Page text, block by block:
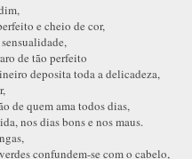
e cheio de cor,
de tão perfeito
deposita toda a delicadeza,
de quem ama todos dias,
nos dias bons e nos maus.
confundem-se com o cabelo,